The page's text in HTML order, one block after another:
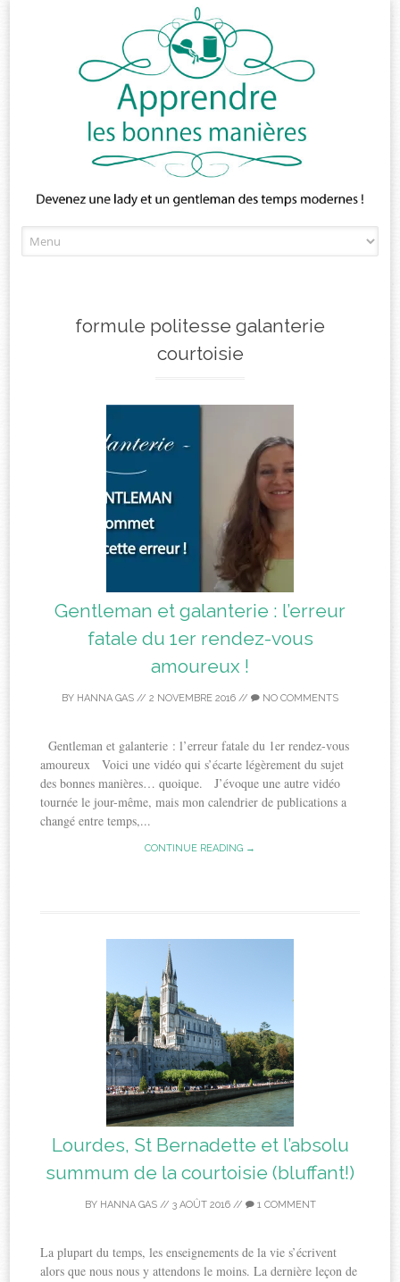
to
formule politesse galanterie
courtoisie
Gentleman et galanterie : l’erreur
fatale du 1er rendez-vous
amoureux !
BY HANNA GAS // 2 NOVEMBRE 2016 // NO COMMENTS
Gentleman et galanterie : l’erreur fatale du 1er rendez-vous
amoureux Voici une vidéo qui s’écarte légèrement du sujet
des bonnes manières… quoique. J’évoque une autre vidéo
tournée le jour-même, mais mon calendrier de publications a
changé entre temps,...
CONTINUE READING →
Lourdes, St Bernadette et l’absolu
summum de la courtoisie (bluffant!)
BY HANNA GAS// 3 AOÛT 2016// 1 COMMENT
La plupart du temps, les enseignements de la vie s’écrivent
alors que nous nous y attendons le moins. La dernière leçon de